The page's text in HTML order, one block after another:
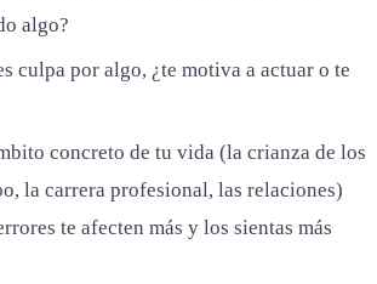
algo?
culpa por algo, ¿te motiva a actuar o te
concreto de tu vida (la crianza de los
la carrera profesional, las relaciones)
te afecten más y los sientas más